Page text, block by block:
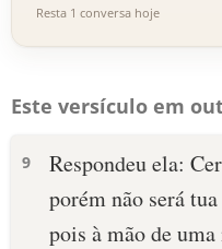
Resta 1 conversa hoje
Este versículo em
9
Respondeu ela:
porém não será
pois à mão de